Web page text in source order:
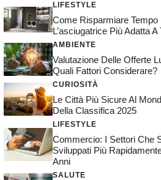
LIFESTYLE
Come Risparmiare
L’asciugatrice Più Adatta A
AMBIENTE
Valutazione Delle Offerte
Quali Fattori Considerare?
CURIOSITÀ
Le Città Più Sicure Al
Della Classifica 2025
LIFESTYLE
Commercio: I Settori Che
Sviluppati Più
Anni
SALUTE